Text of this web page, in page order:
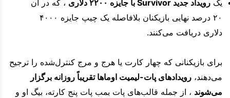
یک رویداد جدید Survivor با جایزه ۲۲۰۰ دلاری
، که در آن
۲۰ درصد نهایی بازیکنان بلافاصله یک چیپ جایزه ۴۰۰۰
دلاری دریافت می‌کنند.
برای بازیکنانی که چهار کارت یا هرج و مرج کنترل‌شده را ترجیح
می‌دهند، رویدادهای پات-لیمیت اوماها تقریباً روزانه برگزار
می‌شوند ، از جمله قالب‌های پات بمب پات پنج کارته، بیگ او و